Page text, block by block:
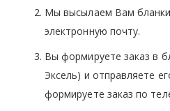
Мы высылаем Вам бланки
электронную почту.
Вы формируете заказ в
Эксель) и отправляете
формируете заказ по